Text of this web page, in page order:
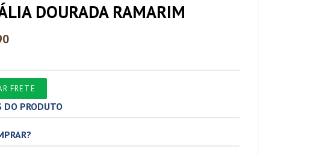
DOURADA RAMARIM
FRETE
DO PRODUTO